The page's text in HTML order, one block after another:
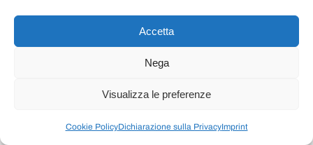
Accetta
Nega
Visualizza le preferenze
Cookie PolicyDichiarazione sulla PrivacyImprint
In riferimento ai dati personali trattati da ArtiGrafiche3g,
confermo di aver letto l’informativa sul trattamento dei dati
Alternative: